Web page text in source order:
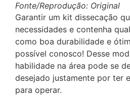
Fonte/Reprodução: Original
Garantir um kit dissecação
necessidades e contenha
como boa durabilidade e
possível conosco! Desse
habilidade na área pode se
desejado justamente por ter
para operar.